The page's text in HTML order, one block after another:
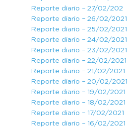
Reporte diario – 27/02/202
Reporte diario – 26/02/2021
Reporte diario – 25/02/2021
Reporte diario – 24/02/2021
Reporte diario – 23/02/2021
Reporte diario – 22/02/2021
Reporte diario – 21/02/2021
Reporte diario – 20/02/2021
Reporte diario – 19/02/2021
Reporte diario – 18/02/2021
Reporte diario – 17/02/2021
Reporte diario – 16/02/2021